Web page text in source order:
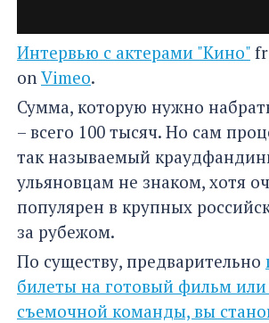
Интервью с актерами "Кино"
on Vimeo.
Сумма, которую нужно
– всего 100 тысяч. Но сам
так называемый
ульяновцам не знаком, хотя
популярен в крупных
за рубежом.
По существу, предварительно
билеты на готовый фильм
съемочной команды, вы